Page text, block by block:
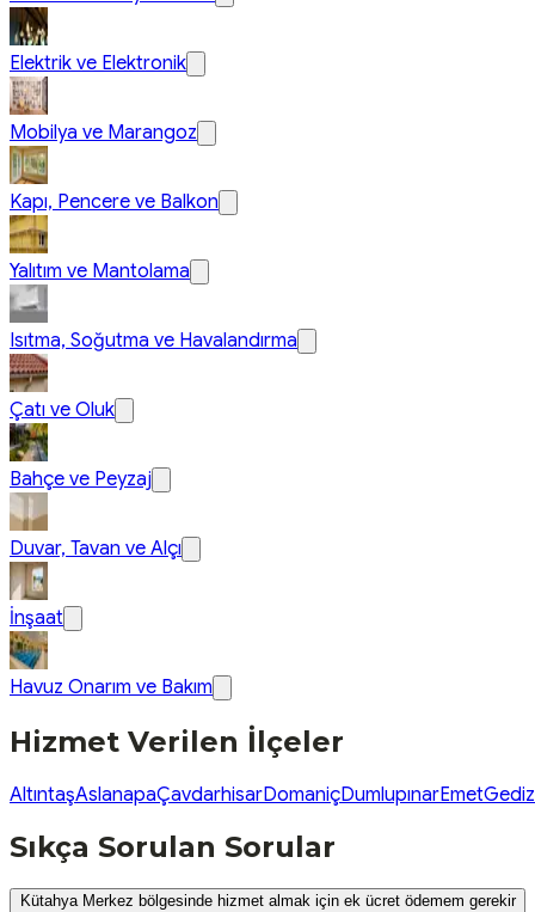
Elektrik ve Elektronik
Mobilya ve Marangoz
Kapı, Pencere ve Balkon
Yalıtım ve Mantolama
Isıtma, Soğutma ve Havalandırma
Çatı ve Oluk
Bahçe ve Peyzaj
Duvar, Tavan ve Alçı
İnşaat
Havuz Onarım ve Bakım
Hizmet Verilen İlçeler
AltıntaşAslanapaÇavdarhisarDomaniçDumlupınarEmetGediz
Sıkça Sorulan Sorular
Kütahya Merkez bölgesinde hizmet almak için ek ücret ödemem gerekir